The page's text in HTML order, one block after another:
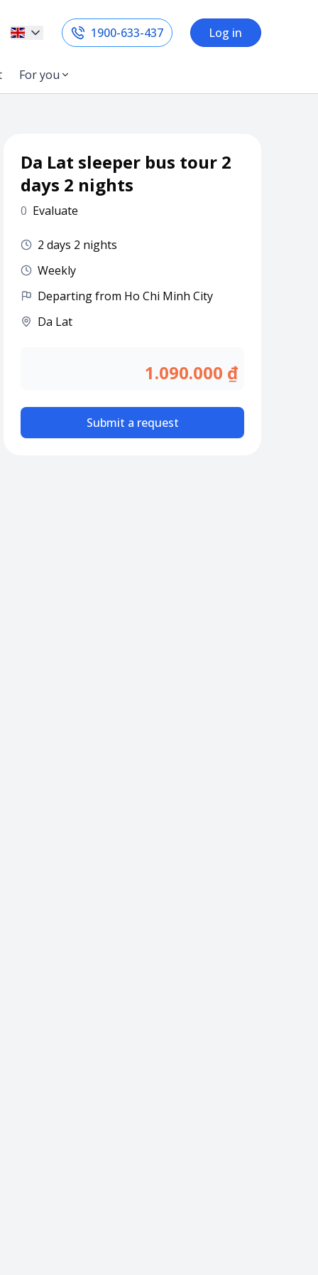
1900-633-437 Log in
For you
Da Lat sleeper bus tour 2
days 2 nights
0 Evaluate
2 days 2 nights
Weekly
Departing from Ho Chi Minh City
Da Lat
1.090.000 ₫
Submit a request